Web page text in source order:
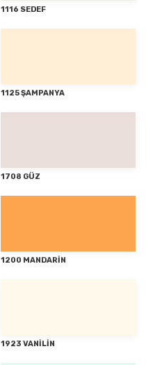
1116 SEDEF
1125 ŞAMPANYA
1708 GÜZ
1200 MANDARİN
1923 VANİLİN